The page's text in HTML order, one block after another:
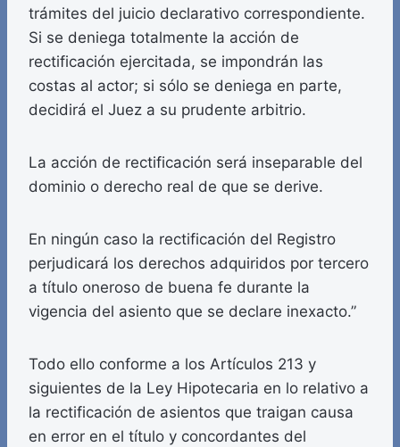
trámites del juicio declarativo correspondiente.
Si se deniega totalmente la acción de
rectificación ejercitada, se impondrán las
costas al actor; si sólo se deniega en parte,
decidirá el Juez a su prudente arbitrio.
La acción de rectificación será inseparable del
dominio o derecho real de que se derive.
En ningún caso la rectificación del Registro
perjudicará los derechos adquiridos por tercero
a título oneroso de buena fe durante la
vigencia del asiento que se declare inexacto.”
Todo ello conforme a los Artículos 213 y
siguientes de la Ley Hipotecaria en lo relativo a
la rectificación de asientos que traigan causa
en error en el título y concordantes del